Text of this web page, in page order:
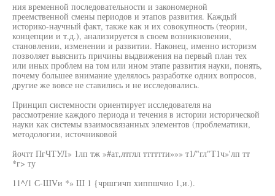
ния временной последовательности и закономерной
преемственной смены периодов и этапов развития. Каждый
историко-научный факт, также как и их совокупность (теории,
концепции и т.д.), анализируется в своем возникновении,
становлении, изменении и развитии. Наконец, именно историзм
позволяет выяснить причины выдвижения на первый план тех
или иных проблем на том или ином этапе развития науки, понять,
почему большее внимание уделялось разработке одних вопросов,
другие же вовсе не ставились и не исследовались.
Принцип системности ориентирует исследователя на
рассмотрение каждого периода и течения в истории исторической
науки как системы взаимосвязанных элементов (проблематики,
методологии, источниковой
йочтт ПгЧТУЛ» 1лп тж »#ат,лтглл тттттти»»» т1/"гл"Т1ч»'лп тт
*г> ту
11^/1 С-ШVи *» Ш 1 {чршгичп хиппшчио 1,и.).